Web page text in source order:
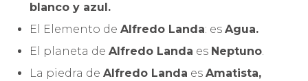
blanco y azul.
El Elemento deAlfredo Landa: esAgua.
El planeta deAlfredo Landa es Neptuno.
La piedra deAlfredo Landa esAmatista,